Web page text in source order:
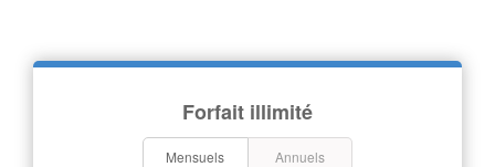
Forfait illimité
Mensuels Annuels